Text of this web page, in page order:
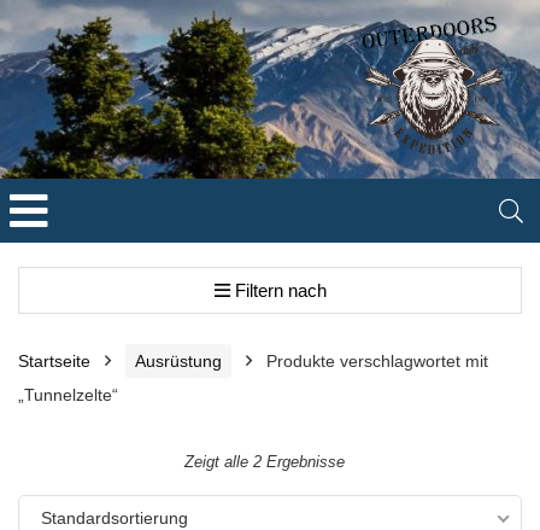
Filtern nach
Startseite Ausrüstung
Produkte verschlagwortet mit
„Tunnelzelte“
Zeigt alle 2 Ergebnisse
Standardsortierung